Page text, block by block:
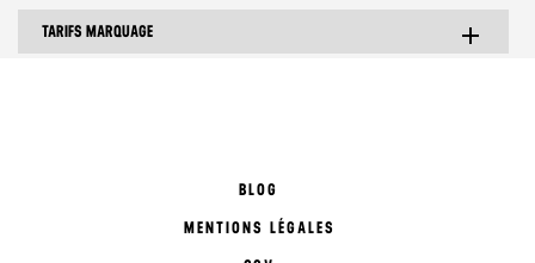
TARIFS MARQUAGE add
BLOG
MENTIONS LÉGALES